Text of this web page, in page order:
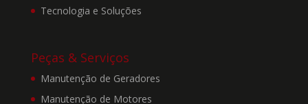
Tecnologia e Soluções
Peças & Serviços
Manutenção de Geradores
Manutenção de Motores
e qualquer
prejuízos de qualquer
natureza decorrentes da
falta de disponibilidade e
continuidade do